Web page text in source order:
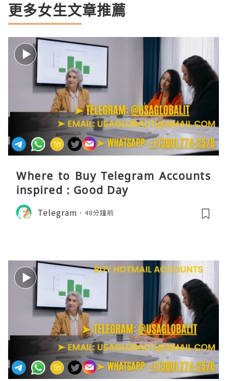
更多女生文章推薦
Where to Buy Telegram Accounts
inspired : Good Day
Telegram 48分鐘前